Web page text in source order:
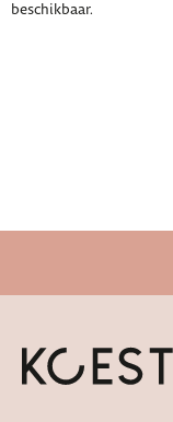
beschikbaar.